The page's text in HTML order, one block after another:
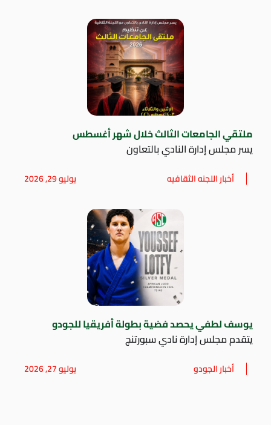
ملتقي الجامعات الثالث خلال شهر أغسطس
يسر مجلس إدارة النادي بالتعاون
أخبار اللجنه الثقافيه يوليو 29, 2026
يوسف لطفي يحصد فضية بطولة أفريقيا للجودو
يتقدم مجلس إدارة نادي سبورتنج
أخبار الجودو يوليو 27, 2026